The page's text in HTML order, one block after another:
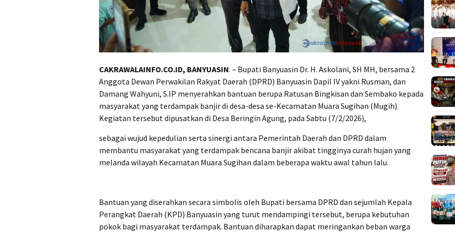
CAKRAWALAINFO.CO.ID, BANYUASIN. – Bupati Banyuasin Dr. H. Askolani, SH MH, bersama 2
Anggota Dewan Perwakilan Rakyat Daerah (DPRD) Banyuasin Dapil IV yakni Rusman, dan
Damang Wahyuni, S.IP menyerahkan bantuan berupa Ratusan Bingkisan dan Sembako kepada
masyarakat yang terdampak banjir di desa-desa se-Kecamatan Muara Sugihan (Mugih).
Kegiatan tersebut dipusatkan di Desa Beringin Agung, pada Sabtu (7/2/2026),
sebagai wujud kepedulian serta sinergi antara Pemerintah Daerah dan DPRD dalam
membantu masyarakat yang terdampak bencana banjir akibat tingginya curah hujan yang
melanda wilayah Kecamatan Muara Sugihan dalam beberapa waktu awal tahun lalu.
Bantuan yang diserahkan secara simbolis oleh Bupati bersama DPRD dan sejumlah Kepala
Perangkat Daerah (KPD) Banyuasin yang turut mendampingi tersebut, berupa kebutuhan
pokok bagi masyarakat terdampak. Bantuan diharapkan dapat meringankan beban warga